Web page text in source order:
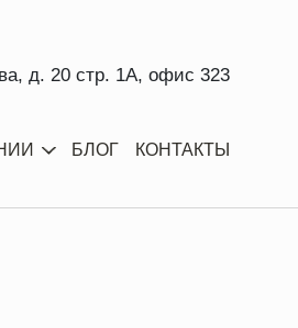
д. 20 стр. 1А, офис 323
БЛОГ КОНТАКТЫ